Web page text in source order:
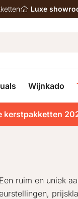
Luxe
Wijnkado
kerstpakketten
ruim en uniek